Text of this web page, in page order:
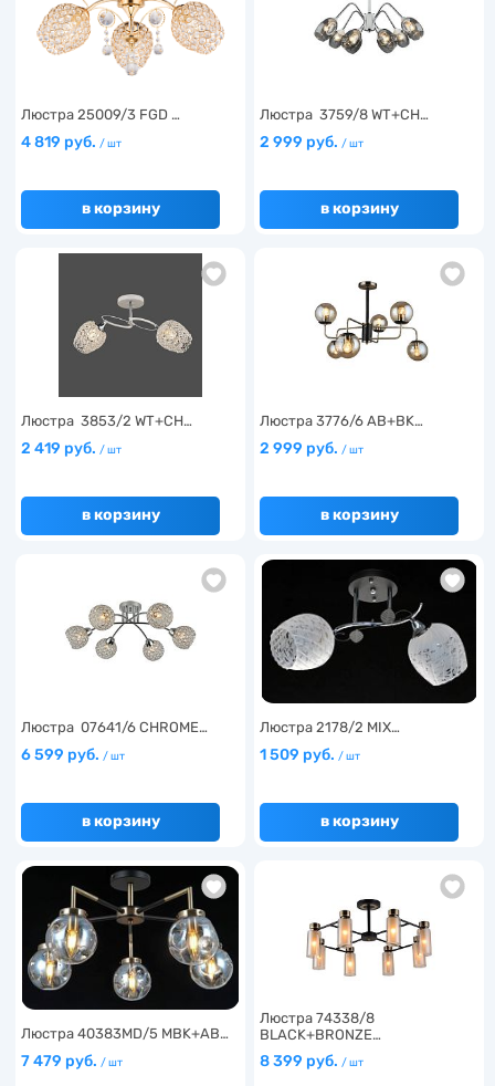
Люстра 25009/3 FGD …
4 819 руб. / шт
в корзину
Люстра 3759/8 WT+CH…
2 999 руб. / шт
в корзину
Люстра 3853/2 WT+CH…
2 419 руб. / шт
в корзину
Люстра 3776/6 AB+BK…
2 999 руб. / шт
в корзину
Люстра 07641/6 CHROME…
6 599 руб. / шт
в корзину
Люстра 2178/2 MIX…
1 509 руб. / шт
в корзину
Люстра 40383MD/5 MBK+AB…
7 479 руб. / шт
Люстра 74338/8
BLACK+BRONZE…
8 399 руб. / шт